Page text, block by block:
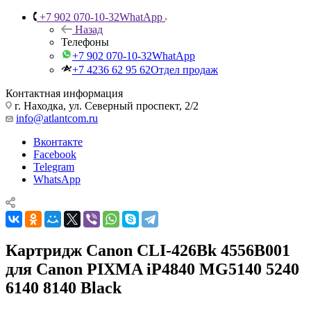
+7 902 070-10-32WhatApp
Назад
Телефоны
+7 902 070-10-32WhatApp
+7 4236 62 95 62Отдел продаж
Контактная информация
г. Находка, ул. Северный проспект, 2/2
info@atlantcom.ru
Вконтакте
Facebook
Telegram
WhatsApp
Картридж Canon CLI-426Bk 4556B001
для Canon PIXMA iP4840 MG5140 5240
6140 8140 Black